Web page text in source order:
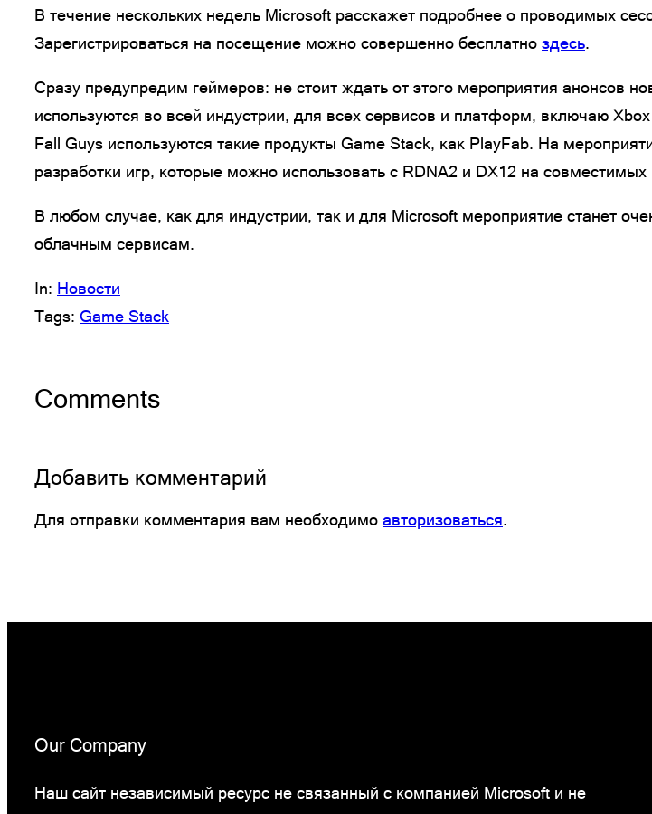
В течение нескольких недель Microsoft расскажет подробнее о проводимых
Зарегистрироваться на посещение можно совершенно бесплатно здесь.
Сразу предупредим геймеров: не стоит ждать от этого мероприятия анонсов
используются во всей индустрии, для всех сервисов и платформ, включаю
Fall Guys используются такие продукты Game Stack, как PlayFab. На
разработки игр, которые можно использовать с RDNA2 и DX12 на
В любом случае, как для индустрии, так и для Microsoft мероприятие станет
облачным сервисам.
In: Новости
Tags: Game Stack
Comments
Добавить комментарий
Для отправки комментария вам необходимо авторизоваться.
Our Company
Наш сайт независимый ресурс не связанный с компанией Microsoft и не